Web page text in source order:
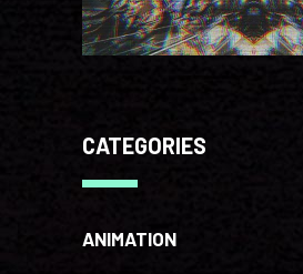
CATEGORIES
ANIMATION